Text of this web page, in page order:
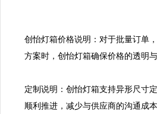
创怡灯箱价格说明：对于批量订单
方案时，创怡灯箱确保价格的透明与
定制说明：创怡灯箱支持异形尺寸
顺利推进，减少与供应商的沟通成本